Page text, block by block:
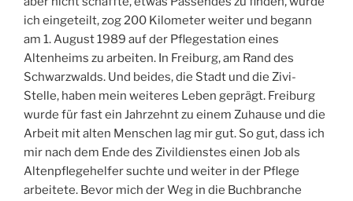
ich eingeteilt, zog 200 Kilometer weiter und begann
am 1. August 1989 auf der Pflegestation eines
Altenheims zu arbeiten. In Freiburg, am Rand des
Schwarzwalds. Und beides, die Stadt und die Zivi-
Stelle, haben mein weiteres Leben geprägt. Freiburg
wurde für fast ein Jahrzehnt zu einem Zuhause und die
Arbeit mit alten Menschen lag mir gut. So gut, dass ich
mir nach dem Ende des Zivildienstes einen Job als
Altenpflegehelfer suchte und weiter in der Pflege
arbeitete. Bevor mich der Weg in die Buchbranche